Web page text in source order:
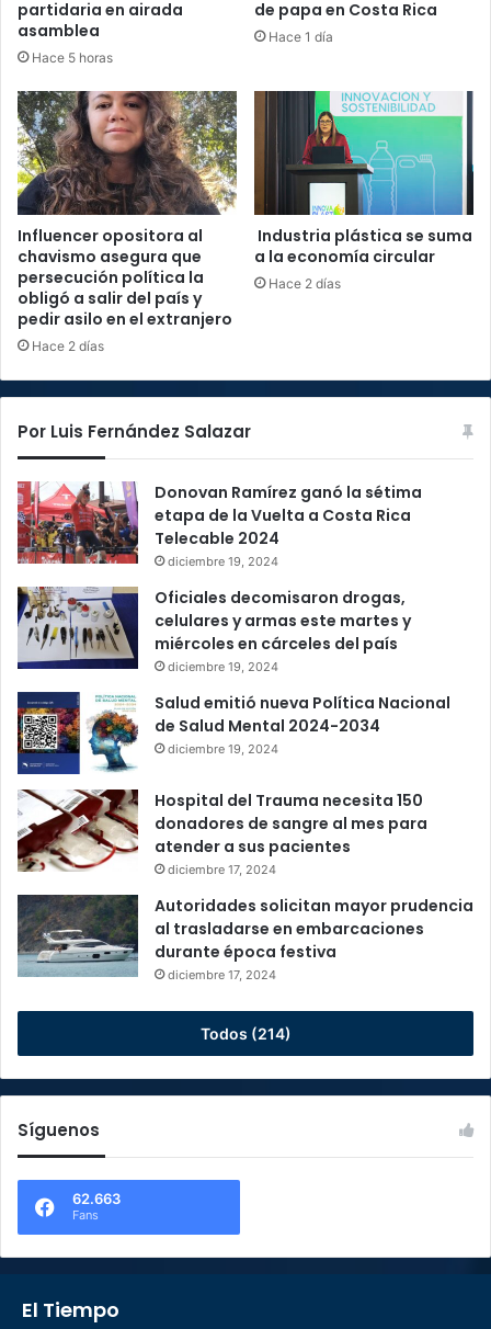
partidaria en airada
asamblea
Hace 5 horas
de papa en Costa Rica
Hace 1 día
Influencer opositora al
chavismo asegura que
persecución política la
obligó a salir del país y
pedir asilo en el extranjero
Hace 2 días
Industria plástica se suma
a la economía circular
Hace 2 días
Por Luis Fernández Salazar
Donovan Ramírez ganó la sétima
etapa de la Vuelta a Costa Rica
Telecable 2024
diciembre 19, 2024
Oficiales decomisaron drogas,
celulares y armas este martes y
miércoles en cárceles del país
diciembre 19, 2024
Salud emitió nueva Política Nacional
de Salud Mental 2024-2034
diciembre 19, 2024
Hospital del Trauma necesita 150
donadores de sangre al mes para
atender a sus pacientes
diciembre 17, 2024
Autoridades solicitan mayor prudencia
al trasladarse en embarcaciones
durante época festiva
diciembre 17, 2024
Todos (214)
Síguenos
62.663
Fans
El Tiempo